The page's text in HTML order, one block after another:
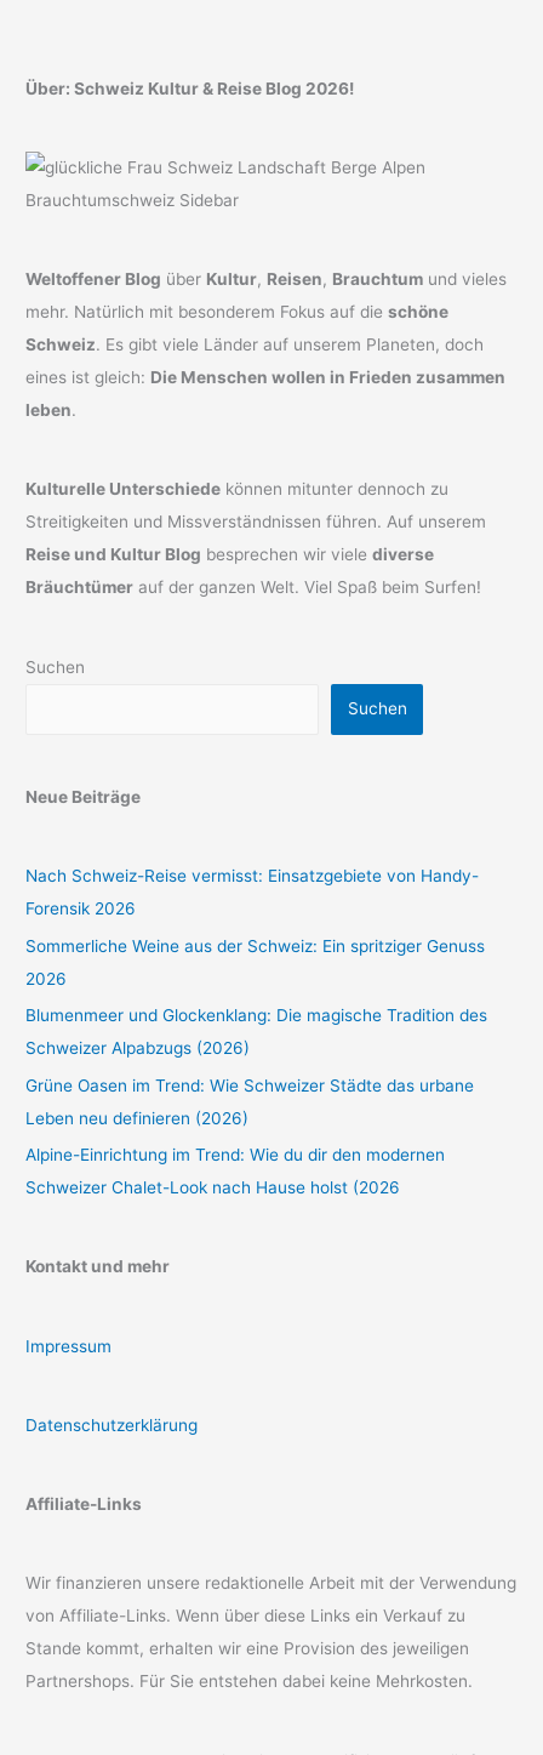
Über: Schweiz Kultur & Reise Blog 2026!
Weltoffener Blog über Kultur, Reisen, Brauchtum und vieles
mehr. Natürlich mit besonderem Fokus auf dieschöne
Schweiz. Es gibt viele Länder auf unserem Planeten, doch
eines ist gleich: Die Menschen wollen in Frieden zusammen
leben.
Kulturelle Unterschiede können mitunter dennoch zu
Streitigkeiten und Missverständnissen führen. Auf unserem
Reise und Kultur Blog besprechen wir vielediverse
Bräuchtümer auf der ganzen Welt. Viel Spaß beim Surfen!
Suchen
Suchen
Neue Beiträge
Nach Schweiz-Reise vermisst: Einsatzgebiete von Handy-
Forensik 2026
Sommerliche Weine aus der Schweiz: Ein spritziger Genuss
2026
Blumenmeer und Glockenklang: Die magische Tradition des
Schweizer Alpabzugs (2026)
Grüne Oasen im Trend: Wie Schweizer Städte das urbane
Leben neu definieren (2026)
Alpine-Einrichtung im Trend: Wie du dir den modernen
Schweizer Chalet-Look nach Hause holst (2026
Kontakt und mehr
Impressum
Datenschutzerklärung
Affiliate-Links
Wir finanzieren unsere redaktionelle Arbeit mit der Verwendung
von Affiliate-Links. Wenn über diese Links ein Verkauf zu
Stande kommt, erhalten wir eine Provision des jeweiligen
Partnershops. Für Sie entstehen dabei keine Mehrkosten.